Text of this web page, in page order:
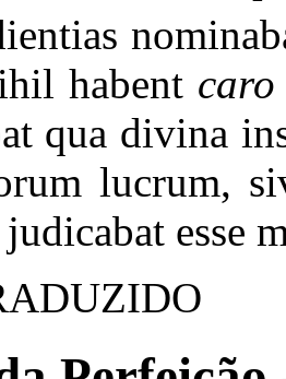
habent caro
qua divina
lucrum,
esse